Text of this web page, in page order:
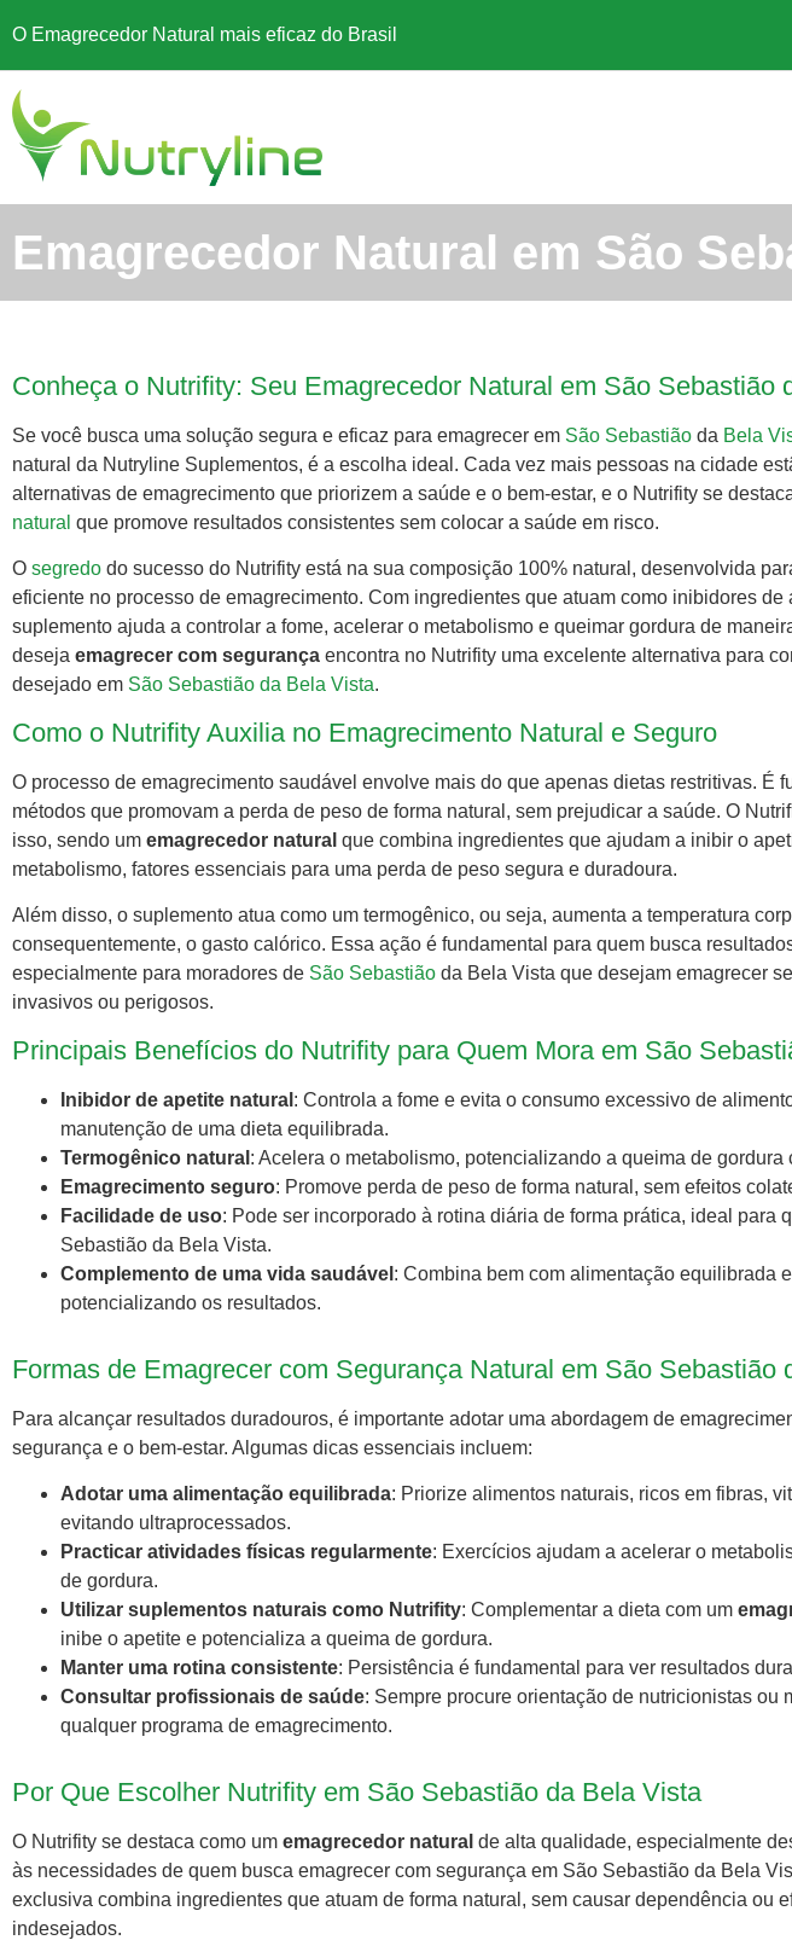
O Emagrecedor Natural mais eficaz do Brasil
Emagrecedor Natural em São
Conheça o Nutrifity: Seu Emagrecedor Natural em São Sebastião
Se você busca uma solução segura e eficaz para emagrecer em São Sebastião da Bela
natural da Nutryline Suplementos, é a escolha ideal. Cada vez mais pessoas na cidade
alternativas de emagrecimento que priorizem a saúde e o bem-estar, e o Nutrifity se
natural que promove resultados consistentes sem colocar a saúde em risco.
O segredo do sucesso do Nutrifity está na sua composição 100% natural, desenvolvida
eficiente no processo de emagrecimento. Com ingredientes que atuam como inibidores de
suplemento ajuda a controlar a fome, acelerar o metabolismo e queimar gordura de
deseja emagrecer com segurança encontra no Nutrifity uma excelente alternativa para
desejado em São Sebastião da Bela Vista.
Como o Nutrifity Auxilia no Emagrecimento Natural e Seguro
O processo de emagrecimento saudável envolve mais do que apenas dietas restritivas. É
métodos que promovam a perda de peso de forma natural, sem prejudicar a saúde. O
isso, sendo um emagrecedor natural que combina ingredientes que ajudam a inibir o
metabolismo, fatores essenciais para uma perda de peso segura e duradoura.
Além disso, o suplemento atua como um termogênico, ou seja, aumenta a temperatura
consequentemente, o gasto calórico. Essa ação é fundamental para quem busca
especialmente para moradores de São Sebastião da Bela Vista que desejam emagrecer
invasivos ou perigosos.
Principais Benefícios do Nutrifity para Quem Mora em São
Inibidor de apetite natural : Controla a fome e evita o consumo excessivo de
manutenção de uma dieta equilibrada.
Termogênico natural : Acelera o metabolismo, potencializando a queima de gordura
Emagrecimento seguro: Promove perda de peso de forma natural, sem efeitos
Facilidade de uso: Pode ser incorporado à rotina diária de forma prática, ideal para
Sebastião da Bela Vista.
Complemento de uma vida saudável : Combina bem com alimentação equilibrada
potencializando os resultados.
Formas de Emagrecer com Segurança Natural em São Sebastião
Para alcançar resultados duradouros, é importante adotar uma abordagem de
segurança e o bem-estar. Algumas dicas essenciais incluem:
Adotar uma alimentação equilibrada: Priorize alimentos naturais, ricos em fibras,
evitando ultraprocessados.
Practicar atividades físicas regularmente: Exercícios ajudam a acelerar o
de gordura.
Utilizar suplementos naturais como Nutrifity: Complementar a dieta com um
inibe o apetite e potencializa a queima de gordura.
Manter uma rotina consistente: Persistência é fundamental para ver resultados
Consultar profissionais de saúde: Sempre procure orientação de nutricionistas ou
qualquer programa de emagrecimento.
Por Que Escolher Nutrifity em São Sebastião da Bela Vista
O Nutrifity se destaca como um emagrecedor natural de alta qualidade, especialmente
às necessidades de quem busca emagrecer com segurança em São Sebastião da Bela
exclusiva combina ingredientes que atuam de forma natural, sem causar dependência ou
indesejados.